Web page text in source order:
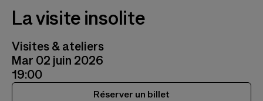
La visite insolite
Visites & ateliers
Mar 02 juin 2026
19:00
Réserver un billet